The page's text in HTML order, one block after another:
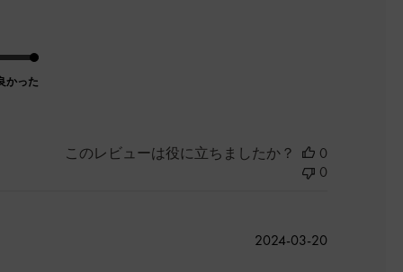
かった
このレビューは役に立ちましたか？
0
0
公
2024-03-20